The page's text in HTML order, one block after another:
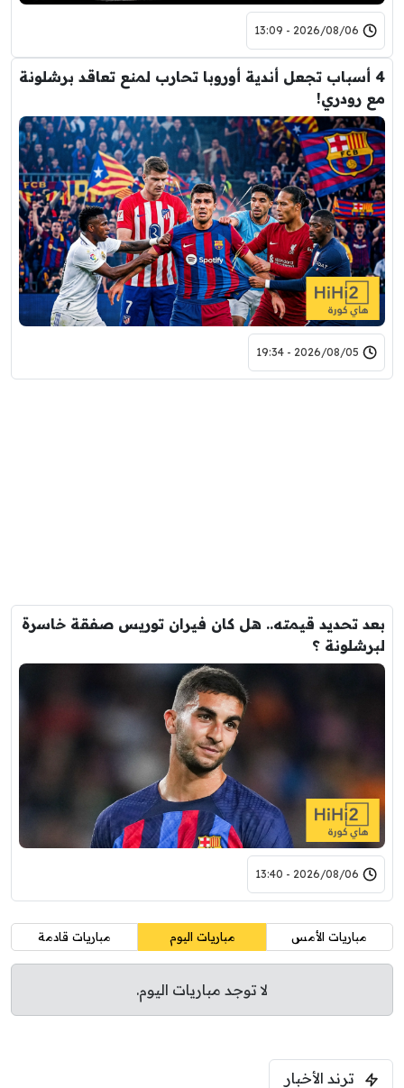
2026/08/06 - 13:09
4 أسباب تجعل أندية أوروبا تحارب لمنع تعاقد برشلونة
مع رودري!
2026/08/05 - 19:34
بعد تحديد قيمته.. هل كان فيران توريس صفقة خاسرة
لبرشلونة ؟
2026/08/06 - 13:40
مباريات الأمس مباريات اليوم مباريات قادمة
لا توجد مباريات اليوم.
ترند الأخبار